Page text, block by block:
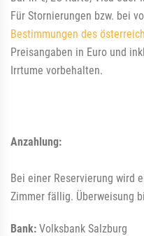
Für Stornierungen bzw. bei
Bestimmungen des
Preisangaben in Euro und
Irrtume vorbehalten.
Anzahlung:
Bei einer Reservierung wird
Zimmer fällig. Überweisung
Bank: Volksbank Salzburg